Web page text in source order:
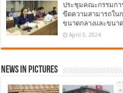
ประชุมคณะกรรมกา
ขีดความสามารถใน
ขนาดกลางและขนาด
April 5, 2024
News in Pictures